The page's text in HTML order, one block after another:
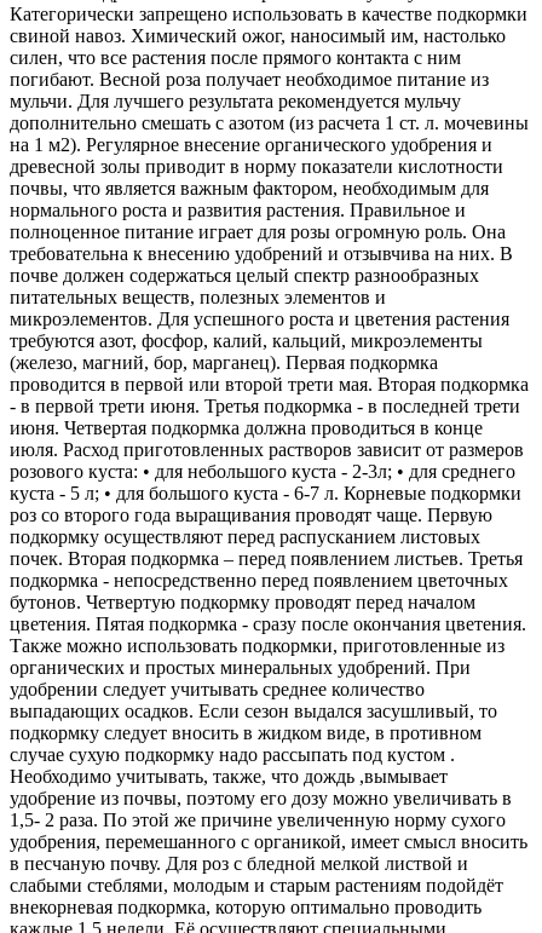
Категорически запрещено использовать в качестве подкормки
свиной навоз. Химический ожог, наносимый им, настолько
силен, что все растения после прямого контакта с ним
погибают. Весной роза получает необходимое питание из
мульчи. Для лучшего результата рекомендуется мульчу
дополнительно смешать с азотом (из расчета 1 ст. л. мочевины
на 1 м2). Регулярное внесение органического удобрения и
древесной золы приводит в норму показатели кислотности
почвы, что является важным фактором, необходимым для
нормального роста и развития растения. Правильное и
полноценное питание играет для розы огромную роль. Она
требовательна к внесению удобрений и отзывчива на них. В
почве должен содержаться целый спектр разнообразных
питательных веществ, полезных элементов и
микроэлементов. Для успешного роста и цветения растения
требуются азот, фосфор, калий, кальций, микроэлементы
(железо, магний, бор, марганец). Первая подкормка
проводится в первой или второй трети мая. Вторая подкормка
- в первой трети июня. Третья подкормка - в последней трети
июня. Четвертая подкормка должна проводиться в конце
июля. Расход приготовленных растворов зависит от размеров
розового куста: • для небольшого куста - 2-3л; • для среднего
куста - 5 л; • для большого куста - 6-7 л. Корневые подкормки
роз со второго года выращивания проводят чаще. Первую
подкормку осуществляют перед распусканием листовых
почек. Вторая подкормка – перед появлением листьев. Третья
подкормка - непосредственно перед появлением цветочных
бутонов. Четвертую подкормку проводят перед началом
цветения. Пятая подкормка - сразу после окончания цветения.
Также можно использовать подкормки, приготовленные из
органических и простых минеральных удобрений. При
удобрении следует учитывать среднее количество
выпадающих осадков. Если сезон выдался засушливый, то
подкормку следует вносить в жидком виде, в противном
случае сухую подкормку надо рассыпать под кустом .
Необходимо учитывать, также, что дождь ,вымывает
удобрение из почвы, поэтому его дозу можно увеличивать в
1,5- 2 раза. По этой же причине увеличенную норму сухого
удобрения, перемешанного с органикой, имеет смысл вносить
в песчаную почву. Для роз с бледной мелкой листвой и
слабыми стеблями, молодым и старым растениям подойдёт
внекорневая подкормка, которую оптимально проводить
каждые 1,5 недели. Её осуществляют специальными